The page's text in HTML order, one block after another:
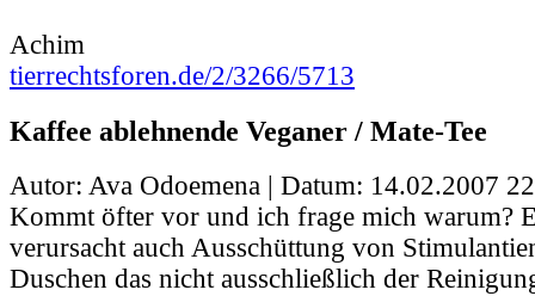
Achim
tierrechtsforen.de/2/3266/5713
Kaffee ablehnende Veganer / Mate-Tee
Autor: Ava Odoemena | Datum: 14.02.2007
Kommt öfter vor und ich frage mich warum?
verursacht auch Ausschüttung von
Duschen das nicht ausschließlich der